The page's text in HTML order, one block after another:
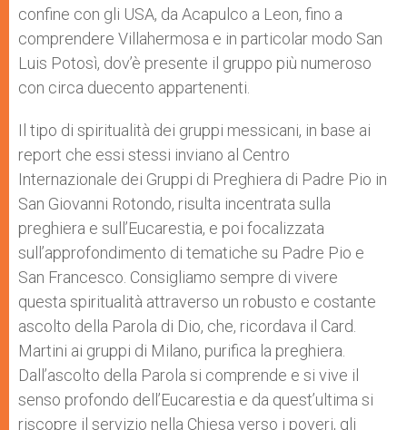
confine con gli USA, da Acapulco a Leon, fino a
comprendere Villahermosa e in particolar modo San
Luis Potosì, dov’è presente il gruppo più numeroso
con circa duecento appartenenti.
Il tipo di spiritualità dei gruppi messicani, in base ai
report che essi stessi inviano al Centro
Internazionale dei Gruppi di Preghiera di Padre Pio in
San Giovanni Rotondo, risulta incentrata sulla
preghiera e sull’Eucarestia, e poi focalizzata
sull’approfondimento di tematiche su Padre Pio e
San Francesco. Consigliamo sempre di vivere
questa spiritualità attraverso un robusto e costante
ascolto della Parola di Dio, che, ricordava il Card.
Martini ai gruppi di Milano, purifica la preghiera.
Dall’ascolto della Parola si comprende e si vive il
senso profondo dell’Eucarestia e da quest’ultima si
riscopre il servizio nella Chiesa verso i poveri, gli